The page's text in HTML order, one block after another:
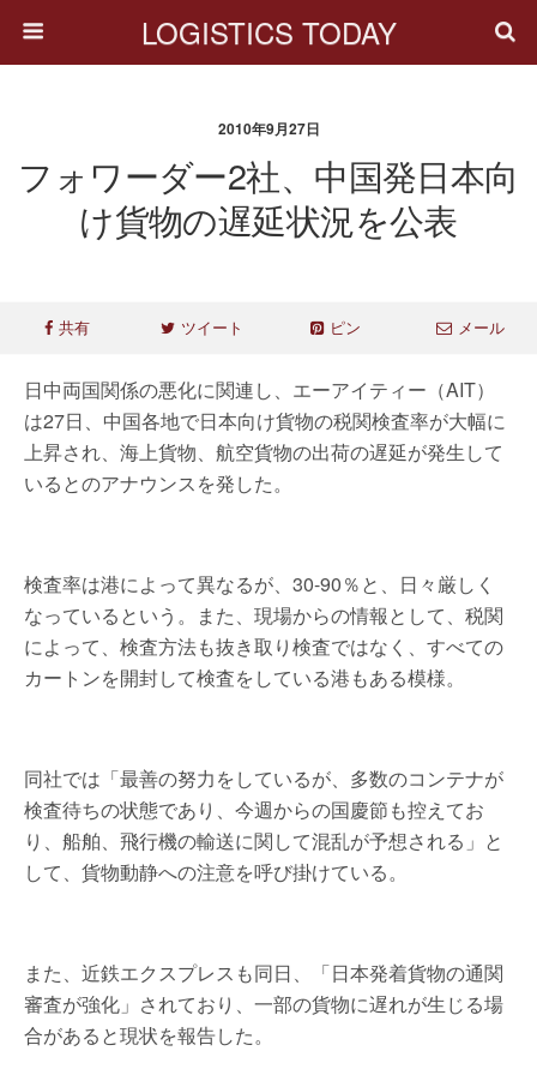
LOGISTICS TODAY
2010年9月27日
フォワーダー2社、中国発日本向
け貨物の遅延状況を公表
共有 ツイート ピン メール
日中両国関係の悪化に関連し、エーアイティー（AIT）
は27日、中国各地で日本向け貨物の税関検査率が大幅に
上昇され、海上貨物、航空貨物の出荷の遅延が発生して
いるとのアナウンスを発した。
検査率は港によって異なるが、30-90％と、日々厳しく
なっているという。また、現場からの情報として、税関
によって、検査方法も抜き取り検査ではなく、すべての
カートンを開封して検査をしている港もある模様。
同社では「最善の努力をしているが、多数のコンテナが
検査待ちの状態であり、今週からの国慶節も控えてお
り、船舶、飛行機の輸送に関して混乱が予想される」と
して、貨物動静への注意を呼び掛けている。
また、近鉄エクスプレスも同日、「日本発着貨物の通関
審査が強化」されており、一部の貨物に遅れが生じる場
合があると現状を報告した。